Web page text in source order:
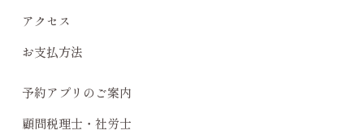
アクセス
お支払方法
予約アプリのご案内
顧問税理士・社労士